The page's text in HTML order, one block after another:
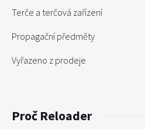
Terče a terčová zařízení
Propagační předměty
Vyřazeno z prodeje
Proč Reloader